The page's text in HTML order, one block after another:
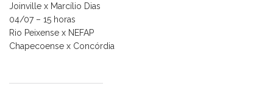
Joinville x Marcílio Dias
04/07 – 15 horas
Rio Peixense x NEFAP
Chapecoense x Concórdia